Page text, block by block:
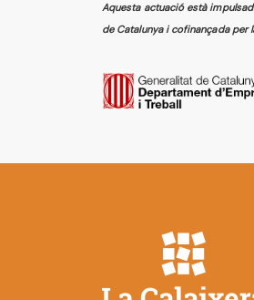
Aquesta actuació està
de Catalunya i cofinançada per